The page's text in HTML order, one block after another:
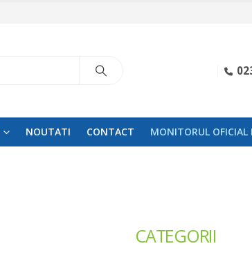
NOUTATI CONTACT MONITORUL OFICIAL
CATEGORII